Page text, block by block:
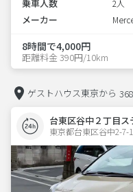
乗車人数 2人
メーカー
8時間で4,000円
距離料金 390円/10km
ゲストハウス東京から
台東区谷中２丁目ス
東京都台東区谷中2-7-